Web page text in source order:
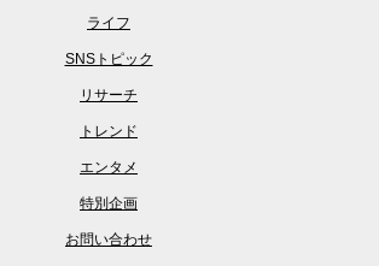
ライフ
SNSトピック
リサーチ
トレンド
エンタメ
特別企画
お問い合わせ